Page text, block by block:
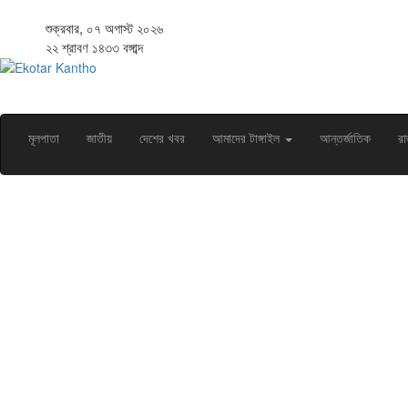
শুক্রবার, ০৭ অগাস্ট ২০২৬
২২ শ্রাবণ ১৪৩৩ বঙ্গাব্দ
মূলপাতা জাতীয় দেশের খবর আমাদের টাঙ্গাইল আন্তর্জাতিক